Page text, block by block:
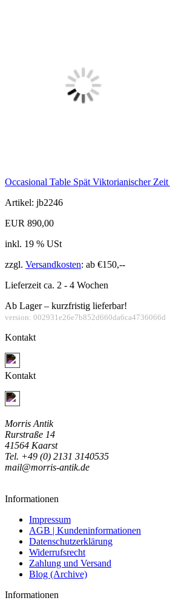
Occasional Table Spät Viktorianischer Zeit
Artikel: jb2246
EUR 890,00
inkl. 19 % USt
zzgl. Versandkosten: ab €150,--
Lieferzeit ca. 2 - 4 Wochen
Ab Lager – kurzfristig lieferbar!
version: 002931e26e7b852d660da6ca4736066d
Kontakt
Kontakt
Morris Antik
Rurstraße 14
41564 Kaarst
Tel. +49 (0) 2131 3140535
mail@morris-antik.de
Informationen
Impressum
AGB | Kundeninformationen
Datenschutzerklärung
Widerrufsrecht
Zahlung und Versand
Blog (Archive)
Informationen